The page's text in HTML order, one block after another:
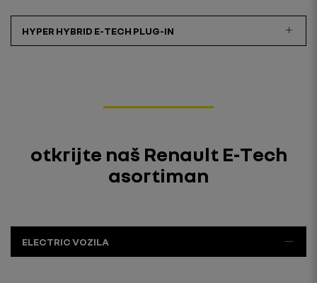
HYPER HYBRID E-TECH PLUG-IN
otkrijte naš Renault E-Tech
asortiman
ELECTRIC VOZILA